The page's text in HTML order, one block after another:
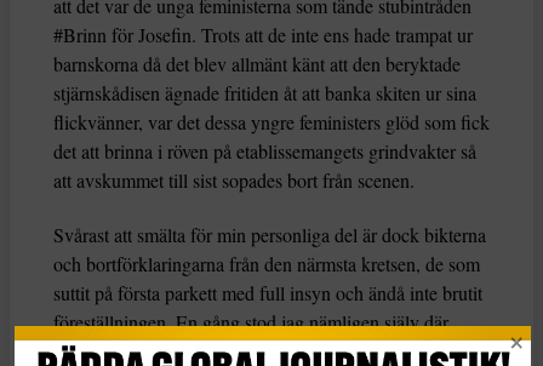
att det var de unga feministerna som tände stubintråden
#Brinn för Josefin. Trots att de inte ens hade trampat ur
barnskorna då det blev allmänt känt att den beryktade
stjärnskådisen ägnade fritiden åt att banka skiten ur sina
flickvänner, var det dessa yngre feministers glöd som fick
det att brinna i röven på etablissemangets grindvakter så
att avskummet till sist sopades bort från scenen.
Svårast att smälta för min personliga del är dock bikterna
och bortförklaringarna från den närmsta kretsen, de som
suttit på första parkett med full insyn och ändå inte brutit
föreställningen. En gång stod jag nämligen själv där,
vingklippt och sargad av en plågoande som slog sönder